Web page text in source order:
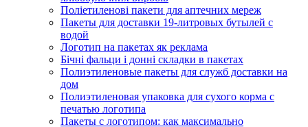
Поліетиленові пакети для аптечних мереж
Пакеты для доставки 19-литровых бутылей с
водой
Логотип на пакетах як реклама
Бічні фальци і донні складки в пакетах
Полиэтиленовые пакеты для служб доставки на
дом
Полиэтиленовая упаковка для сухого корма с
печатью логотипа
Пакеты с логотипом: как максимально